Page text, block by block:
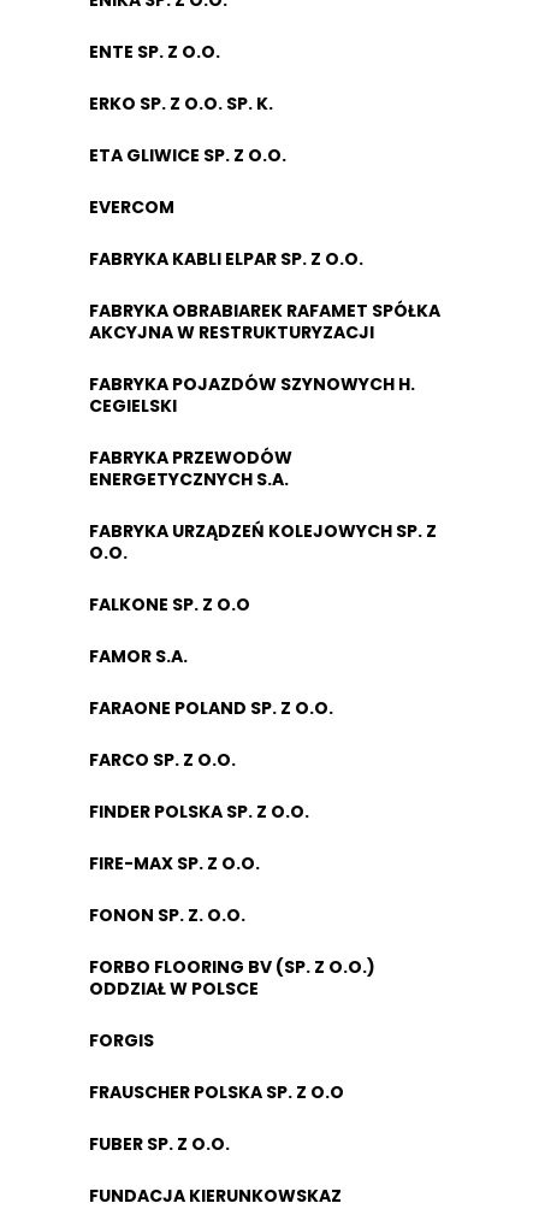
ENTE SP. Z O.O.
ERKO SP. Z O.O. SP. K.
ETA GLIWICE SP. Z O.O.
EVERCOM
FABRYKA KABLI ELPAR SP. Z O.O.
FABRYKA OBRABIAREK RAFAMET SPÓŁKA
AKCYJNA W RESTRUKTURYZACJI
FABRYKA POJAZDÓW SZYNOWYCH H.
CEGIELSKI
FABRYKA PRZEWODÓW
ENERGETYCZNYCH S.A.
FABRYKA URZĄDZEŃ KOLEJOWYCH SP. Z
O.O.
FALKONE SP. Z O.O
FAMOR S.A.
FARAONE POLAND SP. Z O.O.
FARCO SP. Z O.O.
FINDER POLSKA SP. Z O.O.
FIRE-MAX SP. Z O.O.
FONON SP. Z. O.O.
FORBO FLOORING BV (SP. Z O.O.)
ODDZIAŁ W POLSCE
FORGIS
FRAUSCHER POLSKA SP. Z O.O
FUBER SP. Z O.O.
FUNDACJA KIERUNKOWSKAZ